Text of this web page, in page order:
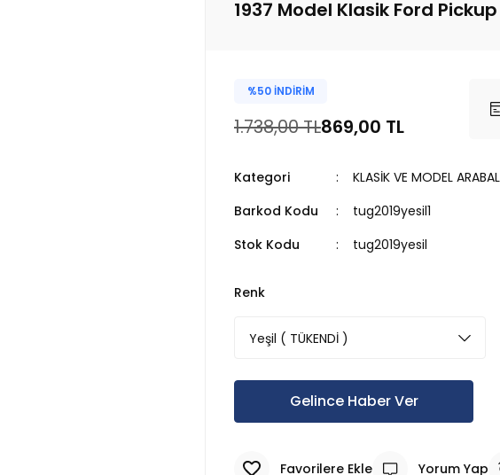
1937 Model Klasik Ford
%50 İNDİRİM
1.738,00 TL869,00 TL
Kategori
KLASİK VE MODEL
Barkod Kodu
tug2019yesil1
Stok Kodu
tug2019yesil
Renk
Gelince Haber Ver
Yorum Yap